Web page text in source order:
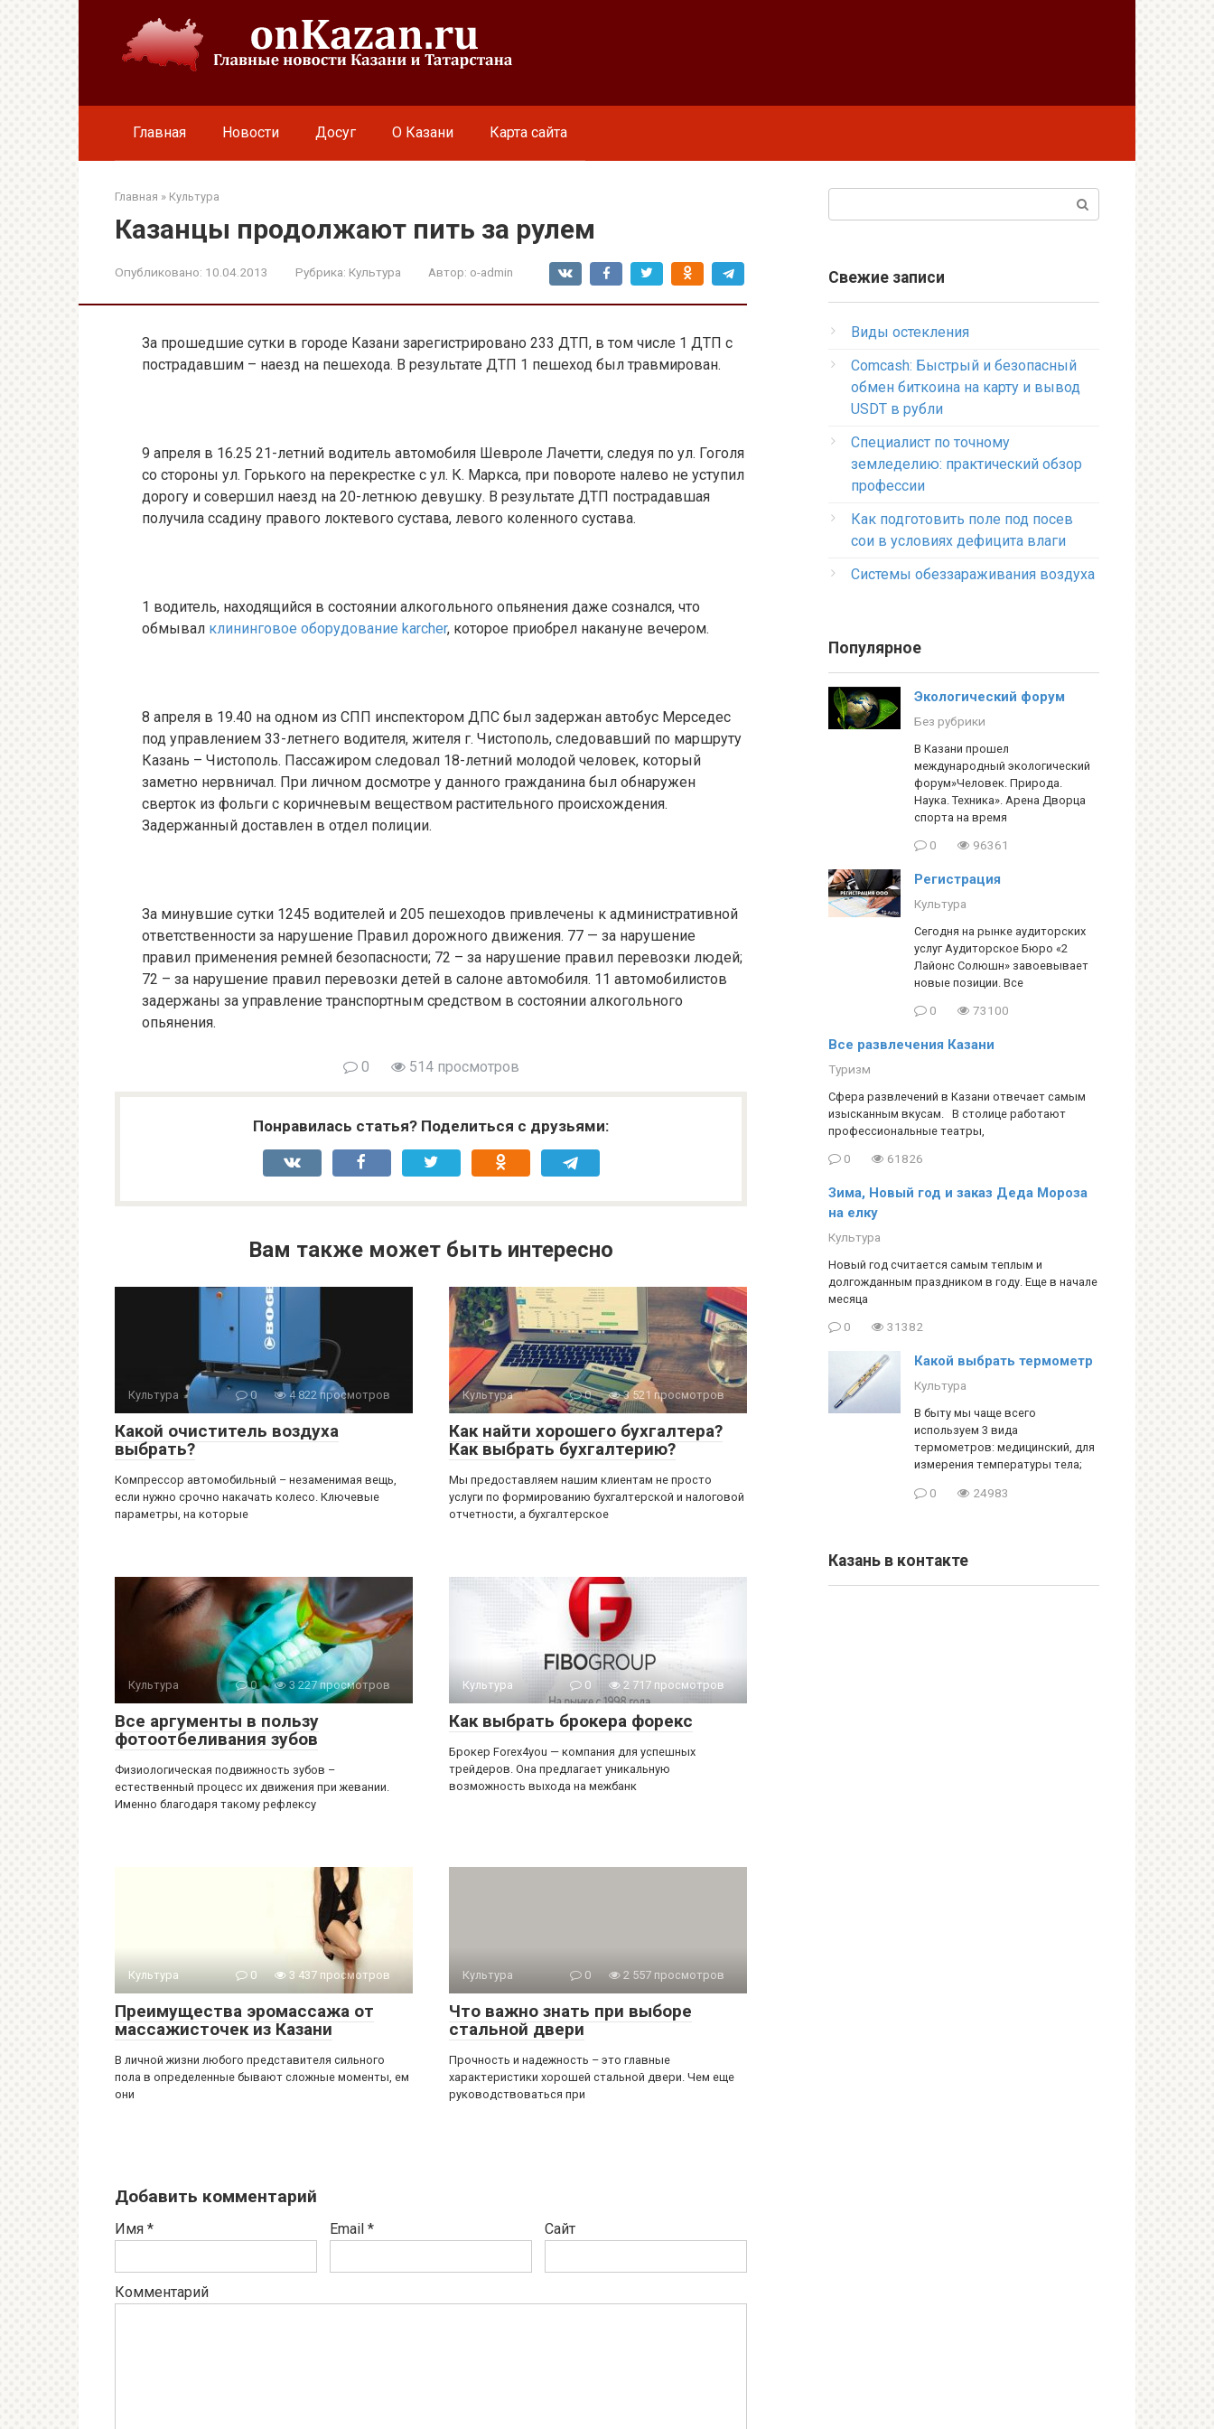
Главная Новости Досуг О Казани Карта сайта
Главная » Культура
Казанцы продолжают пить за рулем
Опубликовано: 10.04.2013 Рубрика: Культура Автор: o-admin
За прошедшие сутки в городе Казани зарегистрировано 233 ДТП, в том числе 1 ДТП с
пострадавшим – наезд на пешехода. В результате ДТП 1 пешеход был травмирован.
9 апреля в 16.25 21-летний водитель автомобиля Шевроле Лачетти, следуя по ул. Гоголя
со стороны ул. Горького на перекрестке с ул. К. Маркса, при повороте налево не уступил
дорогу и совершил наезд на 20-летнюю девушку. В результате ДТП пострадавшая
получила ссадину правого локтевого сустава, левого коленного сустава.
1 водитель, находящийся в состоянии алкогольного опьянения даже сознался, что
обмывал клининговое оборудование karcher, которое приобрел накануне вечером.
8 апреля в 19.40 на одном из СПП инспектором ДПС был задержан автобус Мерседес
под управлением 33-летнего водителя, жителя г. Чистополь, следовавший по маршруту
Казань – Чистополь. Пассажиром следовал 18-летний молодой человек, который
заметно нервничал. При личном досмотре у данного гражданина был обнаружен
сверток из фольги с коричневым веществом растительного происхождения.
Задержанный доставлен в отдел полиции.
За минувшие сутки 1245 водителей и 205 пешеходов привлечены к административной
ответственности за нарушение Правил дорожного движения. 77 — за нарушение
правил применения ремней безопасности; 72 – за нарушение правил перевозки людей;
72 – за нарушение правил перевозки детей в салоне автомобиля. 11 автомобилистов
задержаны за управление транспортным средством в состоянии алкогольного
опьянения.
0 514 просмотров
Понравилась статья? Поделиться с друзьями:
Вам также может быть интересно
Культура 0 4 822 просмотров
Какой очиститель воздуха
выбрать?
Компрессор автомобильный – незаменимая вещь,
если нужно срочно накачать колесо. Ключевые
параметры, на которые
Культура 0 3 521 просмотров
Как найти хорошего бухгалтера?
Как выбрать бухгалтерию?
Мы предоставляем нашим клиентам не просто
услуги по формированию бухгалтерской и налоговой
отчетности, а бухгалтерское
Культура 0 3 227 просмотров
Все аргументы в пользу
фотоотбеливания зубов
Физиологическая подвижность зубов –
естественный процесс их движения при жевании.
Именно благодаря такому рефлексу
Культура 0 2 717 просмотров
Как выбрать брокера форекс
Брокер Forex4you — компания для успешных
трейдеров. Она предлагает уникальную
возможность выхода на межбанк
Культура 0 3 437 просмотров
Преимущества эромассажа от
массажисточек из Казани
В личной жизни любого представителя сильного
пола в определенные бывают сложные моменты, ем
они
Культура 0 2 557 просмотров
Что важно знать при выборе
стальной двери
Прочность и надежность – это главные
характеристики хорошей стальной двери. Чем еще
руководствоваться при
Добавить комментарий
Имя * Email * Сайт
Комментарий
Свежие записи
Виды остекления
Comcash: Быстрый и безопасный
обмен биткоина на карту и вывод
USDT в рубли
Специалист по точному
земледелию: практический обзор
профессии
Как подготовить поле под посев
сои в условиях дефицита влаги
Системы обеззараживания воздуха
Популярное
Экологический форум
Без рубрики
В Казани прошел
международный экологический
форум»Человек. Природа.
Наука. Техника». Арена Дворца
спорта на время
0 96361
Регистрация
Культура
Сегодня на рынке аудиторских
услуг Аудиторское Бюро «2
Лайонс Солюшн» завоевывает
новые позиции. Все
0 73100
Все развлечения Казани
Туризм
Сфера развлечений в Казани отвечает самым
изысканным вкусам. В столице работают
профессиональные театры,
0 61826
Зима, Новый год и заказ Деда Мороза
на елку
Культура
Новый год считается самым теплым и
долгожданным праздником в году. Еще в начале
месяца
0 31382
Какой выбрать термометр
Культура
В быту мы чаще всего
используем 3 вида
термометров: медицинский, для
измерения температуры тела;
0 24983
Казань в контакте